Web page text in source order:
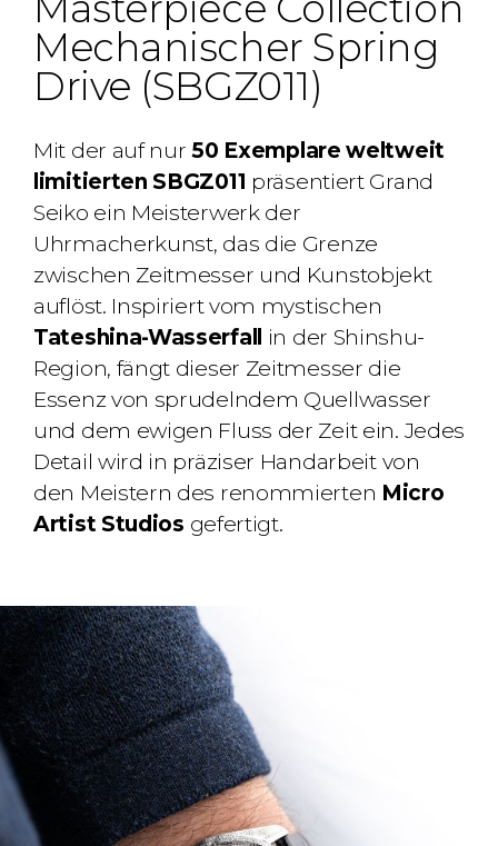
Mechanischer Spring
Drive (SBGZ011)
Mit der auf nur50 Exemplare weltweit
limitierten SBGZ011 präsentiert Grand
Seiko ein Meisterwerk der
Uhrmacherkunst, das die Grenze
zwischen Zeitmesser und Kunstobjekt
auflöst. Inspiriert vom mystischen
Tateshina-Wasserfall
in der Shinshu-
Region, fängt dieser Zeitmesser die
Essenz von sprudelndem Quellwasser
und dem ewigen Fluss der Zeit ein. Jedes
Detail wird in präziser Handarbeit von
den Meistern des renommierten Micro
Artist Studios gefertigt.